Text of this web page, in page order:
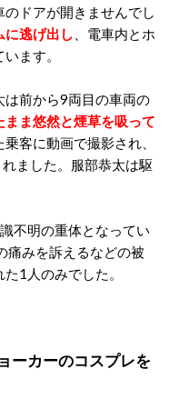
ドアが開きませんでし
に逃げ出し 、電車内とホ
ます。
は前から9両目の車両の
ま悠然と煙草を吸って
客に動画で撮影され、
ました。服部恭太は駆
不明の重体となってい
痛みを訴えるなどの被
1人のみでした。
ーカーのコスプレを